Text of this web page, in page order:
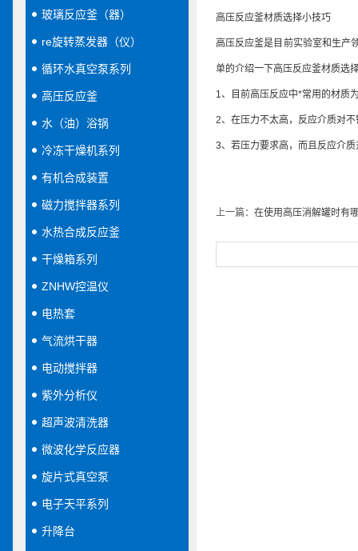
玻璃反应釜（器）
re旋转蒸发器（仪）
循环水真空泵系列
高压反应釜
水（油）浴锅
冷冻干燥机系列
有机合成装置
磁力搅拌器系列
水热合成反应釜
干燥箱系列
ZNHW控温仪
电热套
气流烘干器
电动搅拌器
紫外分析仪
超声波清洗器
微波化学反应器
旋片式真空泵
电子天平系列
升降台
高压反应釜材质选择小技巧
高压反应釜是目前实验室和生产
单的介绍一下高压反应釜材质选
1、目前高压反应中*常用的材质
2、在压力不太高，反应介质对
3、若压力要求高，而且反应介
上一篇： 在使用高压消解罐时有